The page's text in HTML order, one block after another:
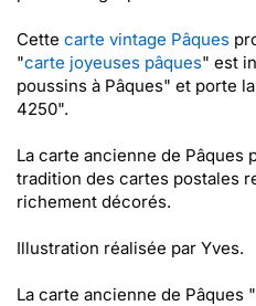
Cette carte vintage Pâques
"carte joyeuses pâques" est
poussins à Pâques" et porte
4250".
La carte ancienne de Pâques
tradition des cartes postales
richement décorés.
Illustration réalisée par Yves.
La carte ancienne de Pâques